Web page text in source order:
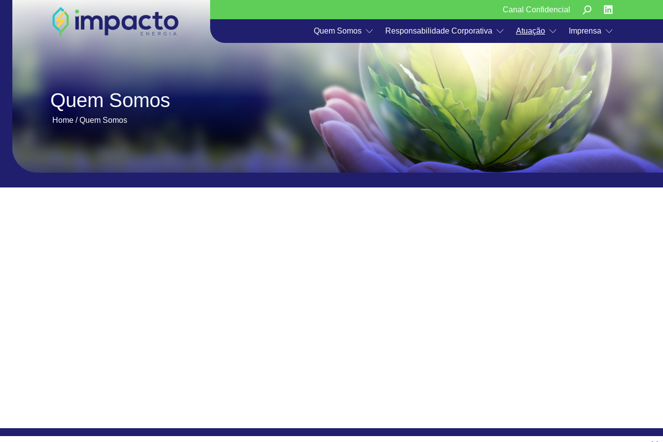
Canal Confidencial
Quem Somos Responsabilidade Corporativa Atuação Imprensa
Quem Somos
Home /Quem Somos